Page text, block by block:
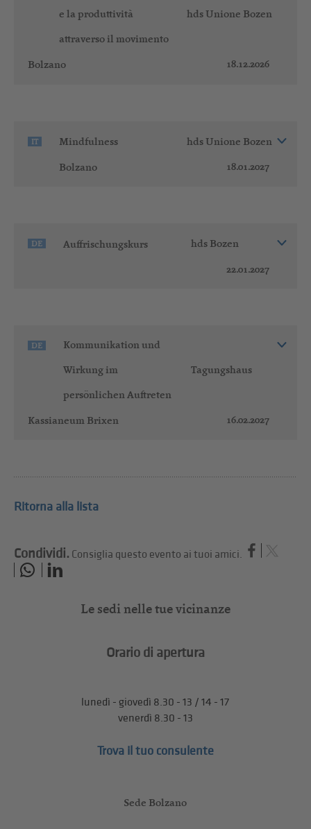
e la produttività
attraverso il movimento
hds Unione Bozen
Bolzano 18.12.2026
IT Mindfulness
hds Unione Bozen
Bolzano
18.01.2027
DE Auffrischungskurs
hds Bozen
22.01.2027
DE
Kommunikation und
Wirkung im
persönlichen Auftreten
Tagungshaus
Kassianeum Brixen 16.02.2027
Ritorna alla lista
Condividi. Consiglia questo evento ai tuoi amici.
Le sedi nelle tue vicinanze
Orario di apertura
lunedì - giovedì 8.30 - 13 / 14 - 17
venerdì 8.30 - 13
Trova il tuo consulente
Sede Bolzano